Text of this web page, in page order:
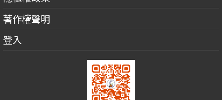
著作權聲明
登入